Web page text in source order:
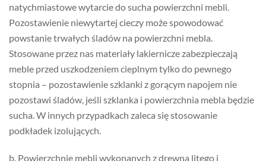
natychmiastowe wytarcie do sucha powierzchni mebli.
Pozostawienie niewytartej cieczy może spowodować
powstanie trwałych śladów na powierzchni mebla.
Stosowane przez nas materiały lakiernicze zabezpieczają
meble przed uszkodzeniem cieplnym tylko do pewnego
stopnia – pozostawienie szklanki z gorącym napojem nie
pozostawi śladów, jeśli szklanka i powierzchnia mebla będzie
sucha. W innych przypadkach zaleca się stosowanie
podkładek izolujących.
b. Powierzchnie mebli wykonanych z drewna litego i